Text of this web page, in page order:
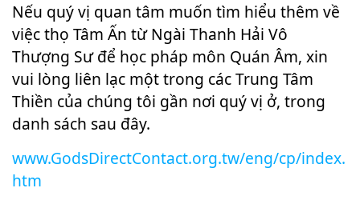
Nếu quý vị quan tâm muốn tìm hiểu thêm về
việc thọ Tâm Ấn từ Ngài Thanh Hải Vô
Thượng Sư để học pháp môn Quán Âm, xin
vui lòng liên lạc một trong các Trung Tâm
Thiền của chúng tôi gần nơi quý vị ở, trong
danh sách sau đây.
www.GodsDirectContact.org.tw/eng/cp/index.
htm